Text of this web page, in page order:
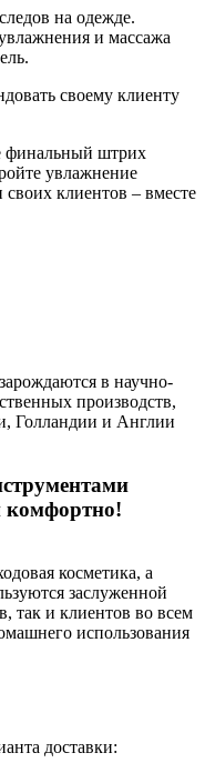
на одежде.
и массажа
своему клиенту
финальный штрих
увлажнение
клиентов – вместе
в научно-
производств,
Голландии и Англии
комфортно!
косметика, а
заслуженной
так и клиентов во всем
использования
доставки: